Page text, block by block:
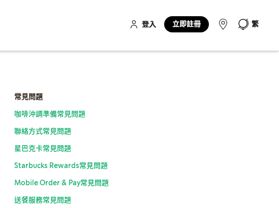
登入 立即註冊 繁
常見問題
咖啡沖調準備常見問題
聯絡方式常見問題
星巴克卡常見問題
Starbucks Rewards常見問題
Mobile Order & Pay常見問題
送餐服務常見問題